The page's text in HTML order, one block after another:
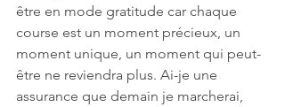
être en mode gratitude car chaque
course est un moment précieux, un
moment unique, un moment qui peut-
être ne reviendra plus. Ai-je une
assurance que demain je marcherai,